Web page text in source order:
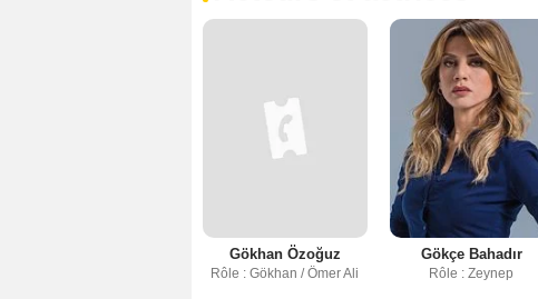
Gökhan Özoğuz
Rôle : Gökhan / Ömer Ali
Gökçe Bahadır
Rôle : Zeynep